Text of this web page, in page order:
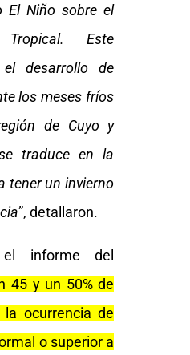
El Niño sobre el
Este
el desarrollo de
los meses fríos
de Cuyo y
traduce en la
tener un invierno
”, detallaron.
informe del
45 y un 50% de
ocurrencia de
o superior a